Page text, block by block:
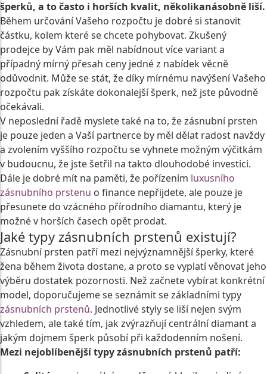
šperků, a to často i horších kvalit, několikanásobně liší.
Během určování Vašeho rozpočtu je dobré si stanovit
částku, kolem které se chcete pohybovat. Zkušený
prodejce by Vám pak měl nabídnout více variant a
případný mírný přesah ceny jedné z nabídek věcně
odůvodnit. Může se stát, že díky mírnému navýšení Vašeho
rozpočtu pak získáte dokonalejší šperk, než jste původně
očekávali.
V neposlední řadě myslete také na to, že zásnubní prsten
je pouze jeden a Vaší partnerce by měl dělat radost navždy
a zvolením vyššího rozpočtu se vyhnete možným výčitkám
v budoucnu, že jste šetřil na takto dlouhodobé investici.
Dále je dobré mít na paměti, že pořízením luxusního
zásnubního prstenu o finance nepřijdete, ale pouze je
přesunete do vzácného přírodního diamantu, který je
možné v horších časech opět prodat.
Jaké typy zásnubních prstenů existují?
Zásnubní prsten patří mezi nejvýznamnější šperky, které
žena během života dostane, a proto se vyplatí věnovat jeho
výběru dostatek pozornosti. Než začnete vybírat konkrétní
model, doporučujeme se seznámit se základními typy
zásnubních prstenů. Jednotlivé styly se liší nejen svým
vzhledem, ale také tím, jak zvýrazňují centrální diamant a
jakým dojmem šperk působí při každodenním nošení.
Mezi nejoblíbenější typy zásnubních prstenů patří: